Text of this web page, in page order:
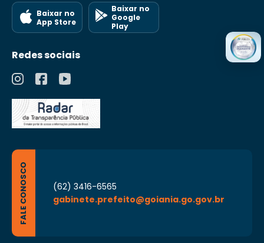
Baixar no
App Store
Baixar no
Google
Play
Redes sociais
FALE CONOSCO
(62) 3416-6565
gabinete.prefeito@goiania.go.gov.br